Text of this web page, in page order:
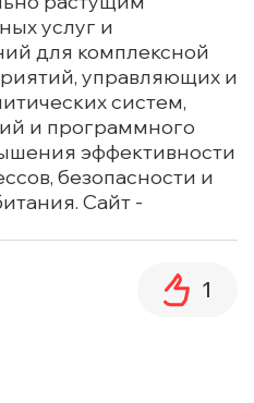
услуг и
для комплексной
управляющих и
систем,
и программного
эффективности
безопасности и
Сайт -
1